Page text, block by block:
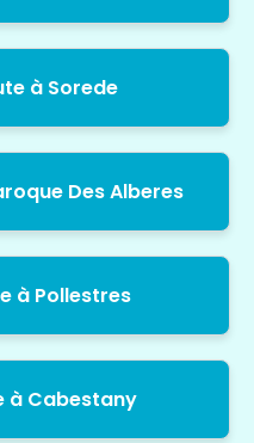
à Sorede
Des Alberes
à Pollestres
à Cabestany